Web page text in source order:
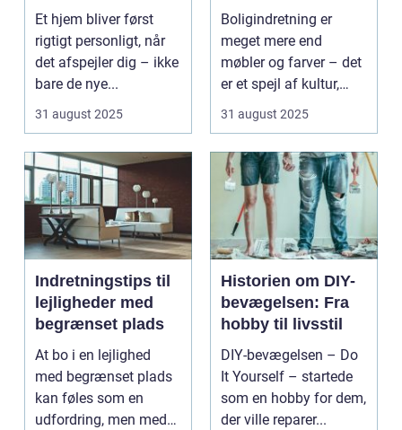
vintage
Et hjem bliver først
rigtigt personligt, når
det afspejler dig – ikke
bare de nye...
31 august 2025
Boligindretning er
meget mere end
møbler og farver – det
er et spejl af kultur,
traditi...
31 august 2025
Indretningstips til
lejligheder med
begrænset plads
At bo i en lejlighed
med begrænset plads
kan føles som en
udfordring, men med
Historien om DIY-
bevægelsen: Fra
hobby til livsstil
DIY-bevægelsen – Do
It Yourself – startede
som en hobby for dem,
der ville reparer...